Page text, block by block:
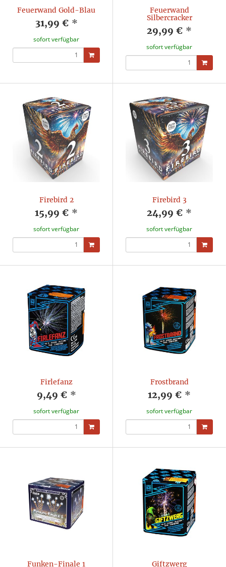
Feuerwand Gold-Blau
31,99 € *
sofort verfügbar
Feuerwand
Silbercracker
29,99 € *
sofort verfügbar
Firebird 2
15,99 € *
sofort verfügbar
Firebird 3
24,99 € *
sofort verfügbar
Firlefanz
9,49 € *
sofort verfügbar
Frostbrand
12,99 € *
sofort verfügbar
Funken-Finale 1 Giftzwerg